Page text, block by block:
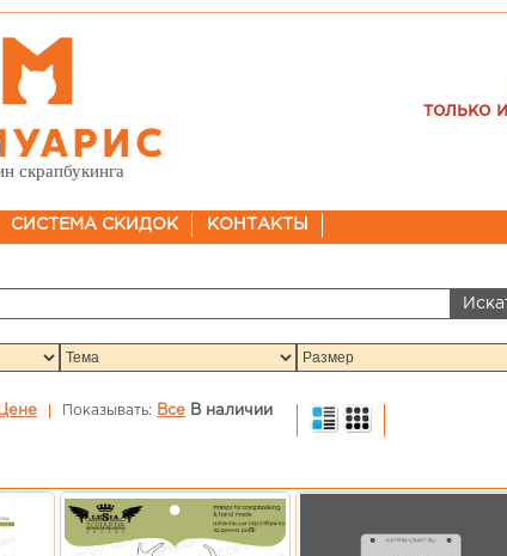
скрапбукинга
только
СИСТЕМА СКИДОК КОНТАКТЫ
Цене Показывать: Все В наличии